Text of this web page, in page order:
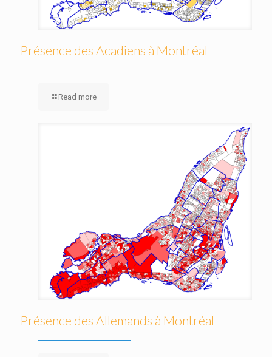
Présence des Acadiens à Montréal
Read more
Présence des Allemands à Montréal